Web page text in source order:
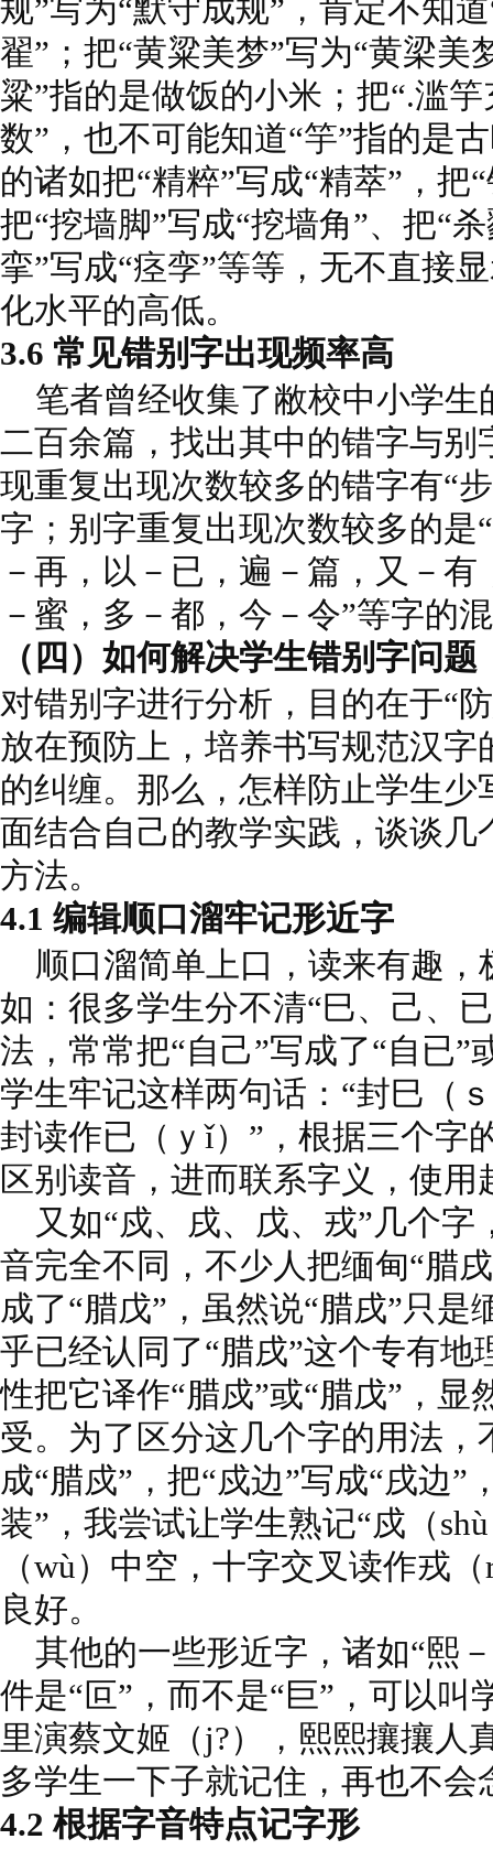
规”写为“默守成规”，肯定不知
翟”；把“黄粱美梦”写为“黄梁美
粱”指的是做饭的小米；把“.滥
数”，也不可能知道“竽”指的是
的诸如把“精粹”写成“精萃”，把
把“挖墙脚”写成“挖墙角”、把“
挛”写成“痉孪”等等，无不直接
化水平的高低。
3.6 常见错别字出现频率高
笔者曾经收集了敝校中小学生
二百余篇，找出其中的错字与别
现重复出现次数较多的错字有“
字；别字重复出现次数较多的是
－再，以－已，遍－篇，又－
－蜜，多－都，今－令”等字的
（四）如何解决学生错别字问题
对错别字进行分析，目的在于“
放在预防上，培养书写规范汉
的纠缠。那么，怎样防止学生
面结合自己的教学实践，谈谈几
方法。
4.1 编辑顺口溜牢记形近字
顺口溜简单上口，读来有趣，
如：很多学生分不清“巳、己、
法，常常把“自己”写成了“自已”
学生牢记这样两句话：“封巳（
封读作已（ｙǐ）”，根据三个字
区别读音，进而联系字义，使
又如“戍、戌、戊、戎”几个字
音完全不同，不少人把缅甸“腊
成了“腊戊”，虽然说“腊戌”只是
乎已经认同了“腊戌”这个专有地
性把它译作“腊戍”或“腊戊”，显
受。为了区分这几个字的用法，
成“腊戍”，把“戍边”写成“戌边”
装”，我尝试让学生熟记“戍（
（wù）中空，十字交叉读作戎
良好。
其他的一些形近字，诸如“熙
件是“叵”，而不是“巨”，可以叫
里演蔡文姬（j?），熙熙攘攘人
多学生一下子就记住，再也不会
4.2 根据字音特点记字形